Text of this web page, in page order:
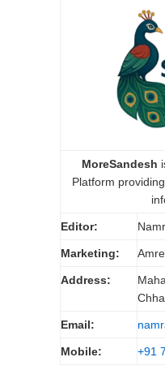
MoreSandesh
Platform
Editor:
Marketing:
Address:
Email:
Mobile: +91